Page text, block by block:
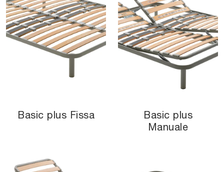
Basic plus Fissa
Basic plus
Manuale